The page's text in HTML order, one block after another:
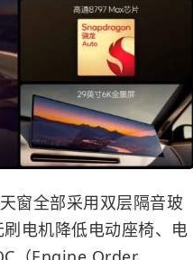
窗全部采用双层隔音玻
电机降低电动座椅、电